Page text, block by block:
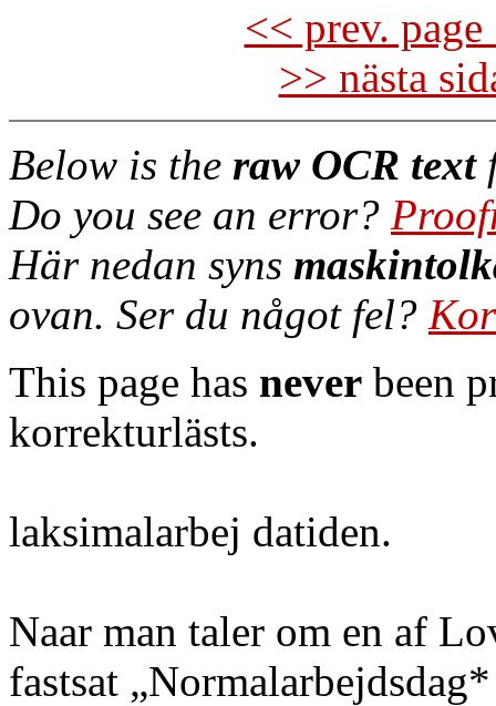
<< prev.
>> nästa
Below is the raw OCR text
Do you see an error?
Här nedan syns
ovan. Ser du något fel?
This page has never been
korrekturlästs.
laksimalarbej datiden.
Naar man taler om en af
fastsat